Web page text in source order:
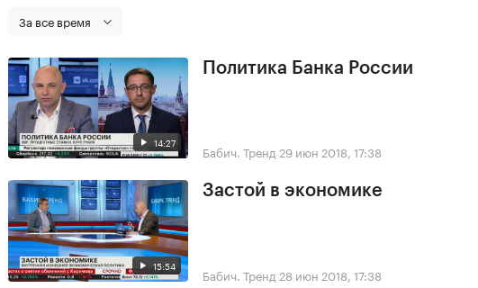
За все время
14:27
Политика Банка России
Бабич. Тренд 29 июн 2018, 17:38
15:54
Застой в экономике
Бабич. Тренд 28 июн 2018, 17:38